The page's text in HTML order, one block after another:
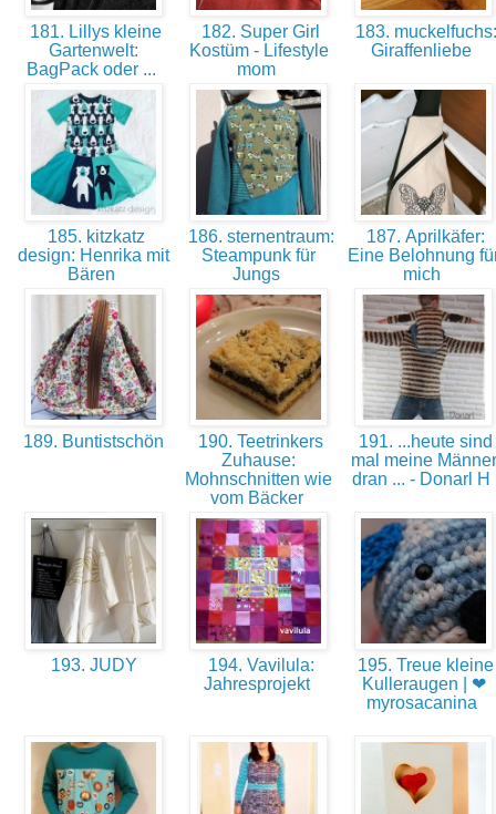
181. Lillys kleine
Gartenwelt:
BagPack oder ...
182. Super Girl
Kostüm - Lifestyle
mom
183. muckelfuchs:
Giraffenliebe
185. kitzkatz
design: Henrika mit
Bären
186. sternentraum:
Steampunk für
Jungs
187. Aprilkäfer:
Eine Belohnung
mich
189. Buntistschön
190. Teetrinkers
Zuhause:
Mohnschnitten wie
vom Bäcker
191. ...heute sind
mal meine Männer
dran ... - Donarl H
193. JUDY
194. Vavilula:
Jahresprojekt
195. Treue kleine
Kulleraugen | ❤︎
myrosacanina